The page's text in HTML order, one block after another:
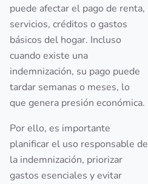
puede afectar el pago de renta,
servicios, créditos o gastos
básicos del hogar. Incluso
cuando existe una
indemnización, su pago puede
tardar semanas o meses, lo
que genera presión económica.
Por ello, es importante
planificar el uso responsable de
la indemnización, priorizar
gastos esenciales y evitar